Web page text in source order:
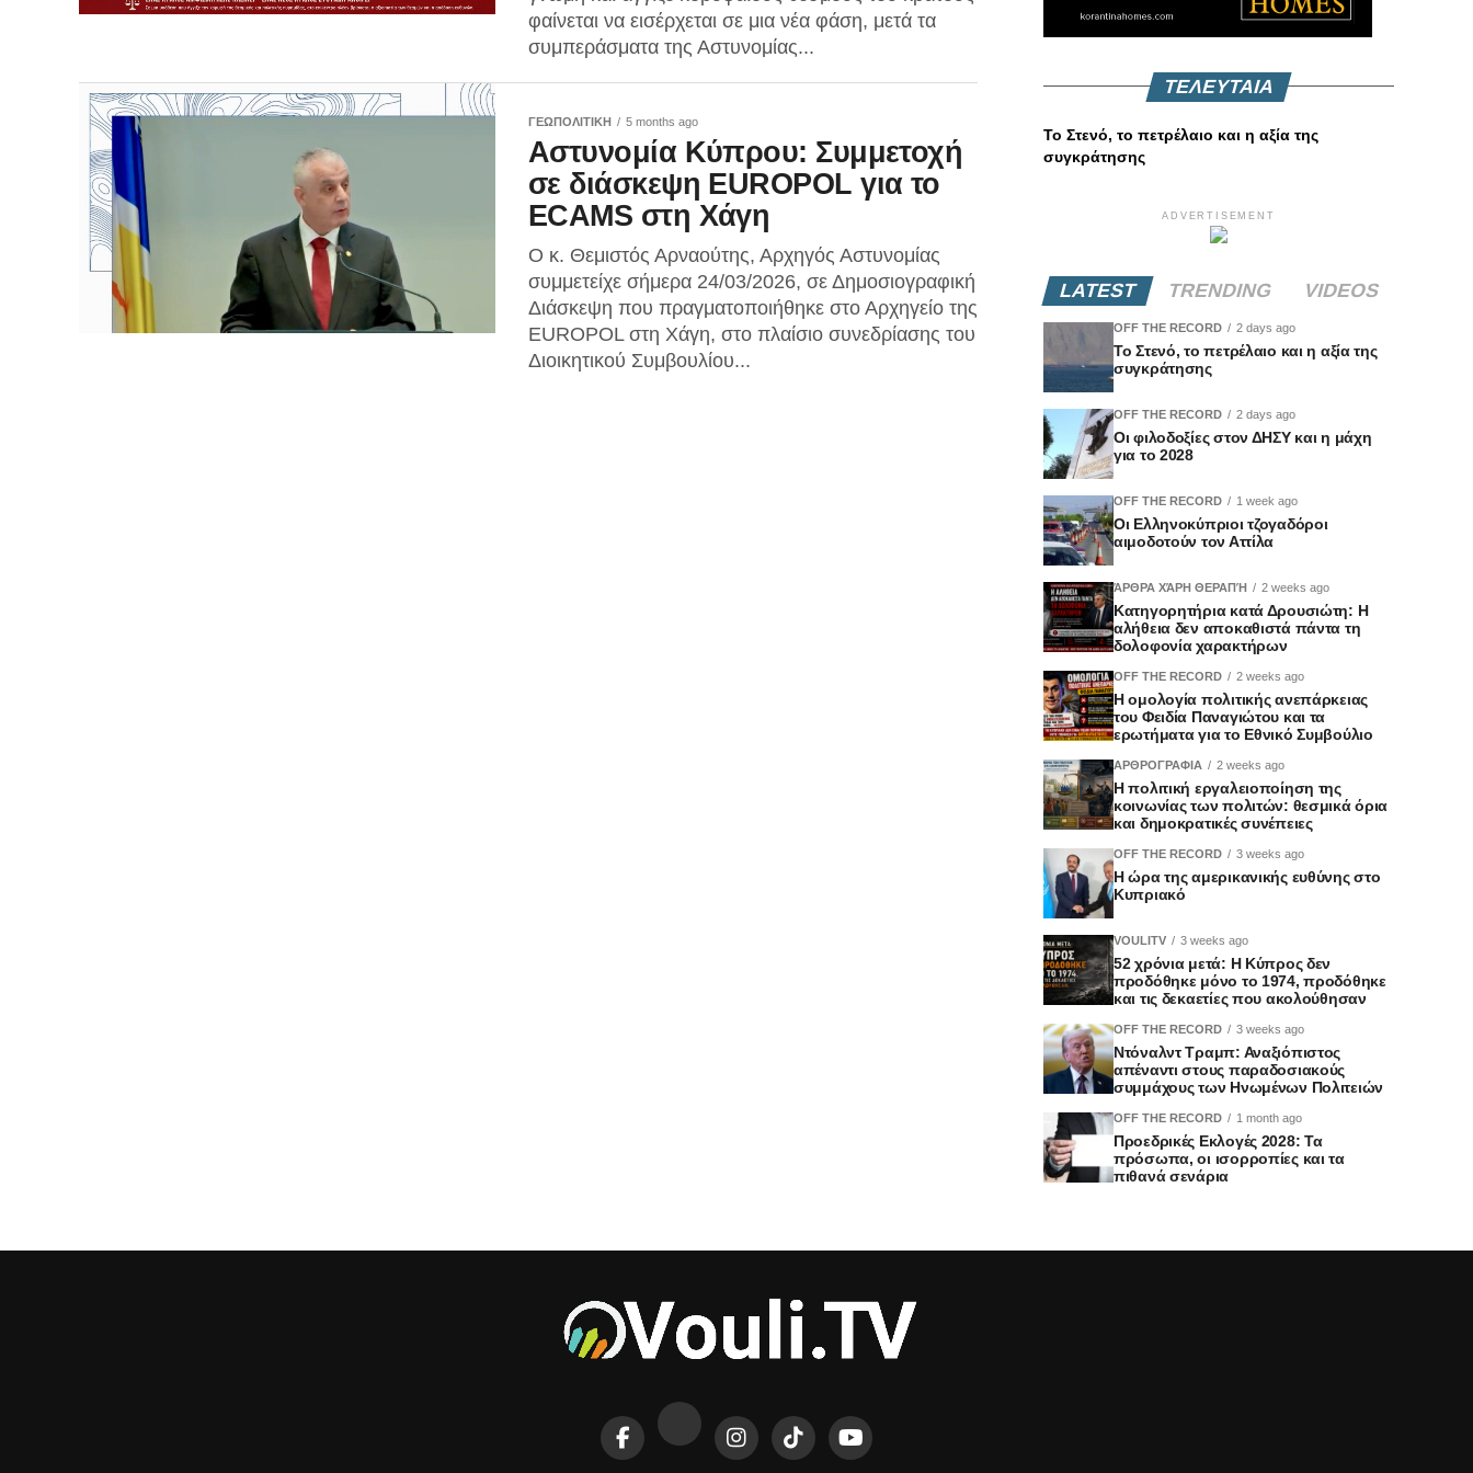
φαίνεται να εισέρχεται σε μια νέα φάση, μετά τα
συμπεράσματα της Αστυνομίας...
ΓΕΩΠΟΛΙΤΙΚΗ 5 months ago
Αστυνομία Κύπρου: Συμμετοχή
σε διάσκεψη EUROPOL για το
ECAMS στη Χάγη
Ο κ. Θεμιστός Αρναούτης, Αρχηγός Αστυνομίας
συμμετείχε σήμερα 24/03/2026, σε Δημοσιογραφική
Διάσκεψη που πραγματοποιήθηκε στο Αρχηγείο της
EUROPOL στη Χάγη, στο πλαίσιο συνεδρίασης του
Διοικητικού Συμβουλίου...
ΤΕΛΕΥΤΑΙΑ
Το Στενό, το πετρέλαιο και η αξία της
συγκράτησης
ADVERTISEMENT
LATEST TRENDING VIDEOS
OFF THE RECORD 2 days ago
Το Στενό, το πετρέλαιο και η αξία της
συγκράτησης
OFF THE RECORD 2 days ago
Οι φιλοδοξίες στον ΔΗΣΥ και η μάχη
για το 2028
OFF THE RECORD 1 week ago
Οι Ελληνοκύπριοι τζογαδόροι
αιμοδοτούν τον Αττίλα
ΆΡΘΡΑ ΧΆΡΗ ΘΕΡΑΠΉ 2 weeks ago
Κατηγορητήρια κατά Δρουσιώτη: Η
αλήθεια δεν αποκαθιστά πάντα τη
δολοφονία χαρακτήρων
OFF THE RECORD 2 weeks ago
Η ομολογία πολιτικής ανεπάρκειας
του Φειδία Παναγιώτου και τα
ερωτήματα για το Εθνικό Συμβούλιο
ΑΡΘΡΟΓΡΑΦΙΑ 2 weeks ago
Η πολιτική εργαλειοποίηση της
κοινωνίας των πολιτών: θεσμικά όρια
και δημοκρατικές συνέπειες
OFF THE RECORD 3 weeks ago
Η ώρα της αμερικανικής ευθύνης στο
Κυπριακό
VOULITV 3 weeks ago
52 χρόνια μετά: Η Κύπρος δεν
προδόθηκε μόνο το 1974, προδόθηκε
και τις δεκαετίες που ακολούθησαν
OFF THE RECORD 3 weeks ago
Ντόναλντ Τραμπ: Αναξιόπιστος
απέναντι στους παραδοσιακούς
συμμάχους των Ηνωμένων Πολιτειών
OFF THE RECORD 1 month ago
Προεδρικές Εκλογές 2028: Τα
πρόσωπα, οι ισορροπίες και τα
πιθανά σενάρια